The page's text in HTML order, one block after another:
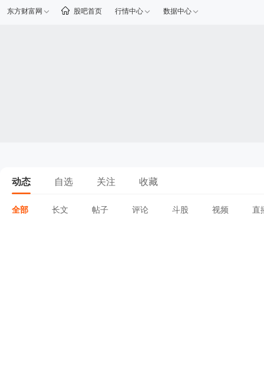
东方财富网 股吧首页 行情中心 数据中心
动态 自选 关注 收藏
全部 长文 帖子 评论 斗股 视频 直